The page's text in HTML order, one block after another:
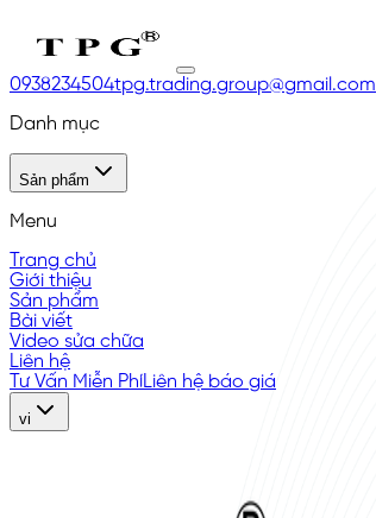
0938234504tpg.trading.group@gmail.com
Danh mục
Sản phẩm
Menu
Trang chủ
Giới thiệu
Sản phẩm
Bài viết
Video sửa chữa
Liên hệ
Tư Vấn Miễn PhíLiên hệ báo giá
vi